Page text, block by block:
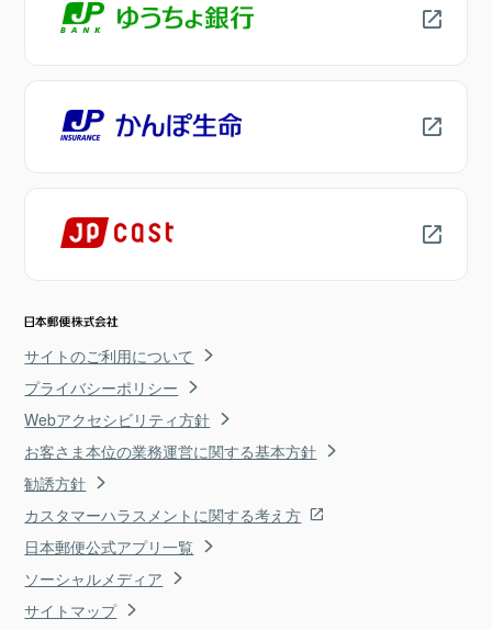
サイトのご利用について
プライバシーポリシー
Webアクセシビリティ方針
お客さま本位の業務運営に関する基本方針
勧誘方針
カスタマーハラスメントに関する考え方
日本郵便公式アプリ一覧
ソーシャルメディア
サイトマップ